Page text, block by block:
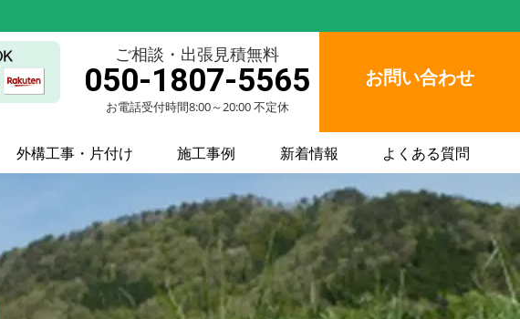
ご相談・出張見積無料
050-1807-5565
お電話受付時間8:00～20:00 不定休
お問い合わせ
外構工事・片付け 施工事例 新着情報 よくある質問